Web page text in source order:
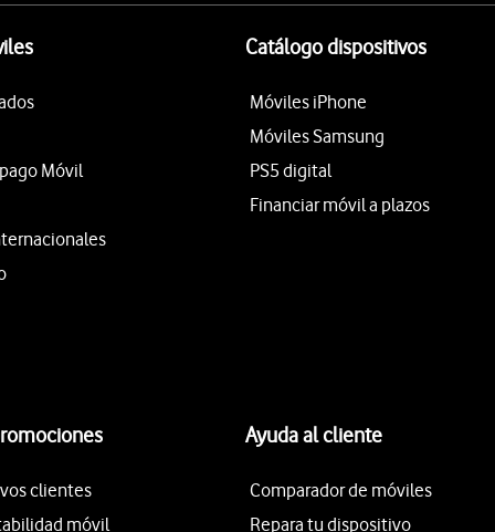
Móvil
Catálogo dispositivos
Móviles iPhone
Móviles Samsung
PS5 digital
Financiar móvil a plazos
clientes
móvil
Ayuda al cliente
Comparador de móviles
Repara tu dispositivo